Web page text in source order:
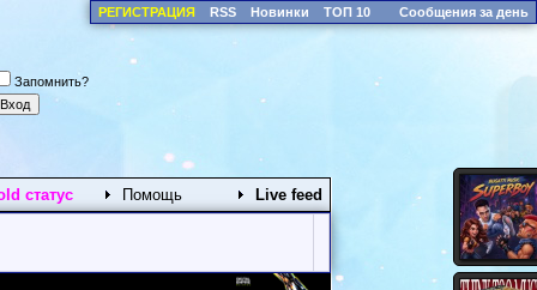
РЕГИСТРАЦИЯ RSS Новинки ТОП 10 Сообщения за день
Запомнить?
статус Помощь Live feed